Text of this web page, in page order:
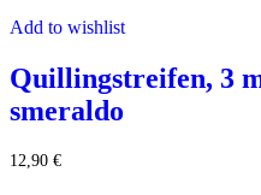
Add to wishlist
Quillingstreifen, 3
smeraldo
12,90 €